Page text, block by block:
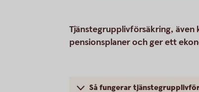
Tjänstegrupplivförsäkring, även
pensionsplaner och ger ett
Så fungerar